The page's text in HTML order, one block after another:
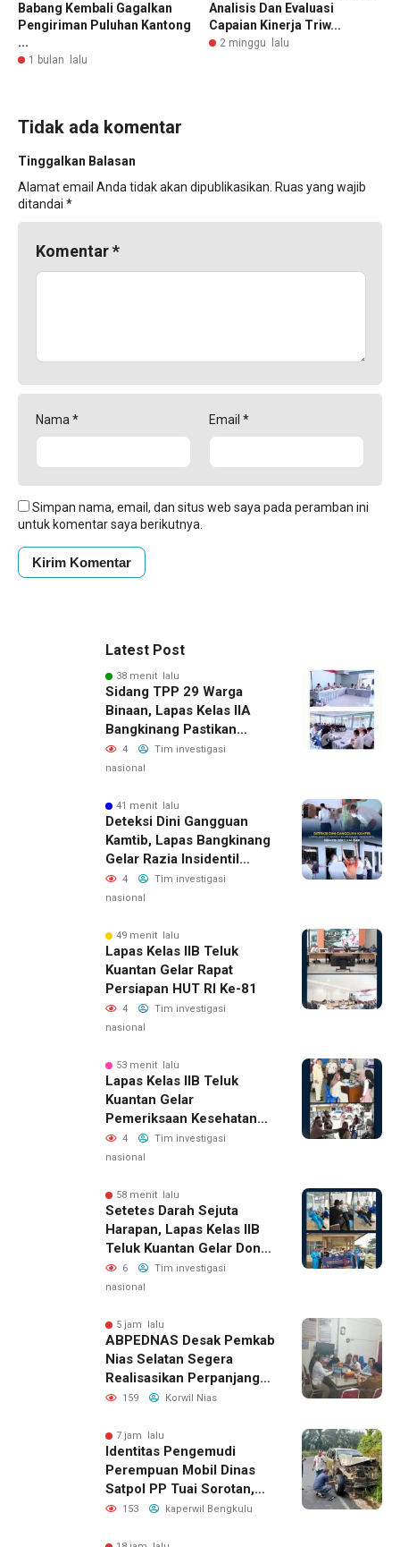
Babang Kembali Gagalkan
Pengiriman Puluhan Kantong
...
1 bulan lalu
Analisis Dan Evaluasi
Capaian Kinerja Triw...
2 minggu lalu
Tidak ada komentar
Tinggalkan Balasan
Alamat email Anda tidak akan dipublikasikan. Ruas yang wajib
ditandai *
Komentar*
Nama * Email *
Simpan nama, email, dan situs web saya pada peramban ini
untuk komentar saya berikutnya.
Latest Post
38 menit lalu
Sidang TPP 29 Warga
Binaan, Lapas Kelas IIA
Bangkinang Pastikan
Layanan Integrasi Gratis
Dan Transparan
4
Tim investigasi
nasional
41 menit lalu
Deteksi Dini Gangguan
Kamtib, Lapas Bangkinang
Gelar Razia Insidentil
Menuju Zero Halinar
4
Tim investigasi
nasional
49 menit lalu
Lapas Kelas IIB Teluk
Kuantan Gelar Rapat
Persiapan HUT RI Ke-81
4
Tim investigasi
nasional
53 menit lalu
Lapas Kelas IIB Teluk
Kuantan Gelar
Pemeriksaan Kesehatan
Gratis Bagi Keluarga
Warga Binaan Dan
4
Tim investigasi
nasional
58 menit lalu
Setetes Darah Sejuta
Harapan, Lapas Kelas IIB
Teluk Kuantan Gelar Donor
Darah
6
Tim investigasi
nasional
5 jam lalu
ABPEDNAS Desak Pemkab
Nias Selatan Segera
Realisasikan Perpanjangan
Masa Jabatan BPD, Soroti
Kesejahteraan Anggota
159 Korwil Nias
7 jam lalu
Identitas Pengemudi
Perempuan Mobil Dinas
Satpol PP Tuai Sorotan,
Publik Pertanyakan Izin
153 kaperwil Bengkulu